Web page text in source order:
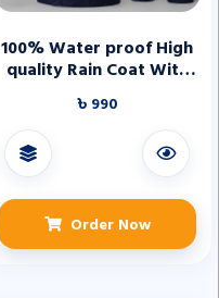
100% Water proof High
quality Rain Coat With
Pant. (Happylon) Blue
৳ 990
Order Now